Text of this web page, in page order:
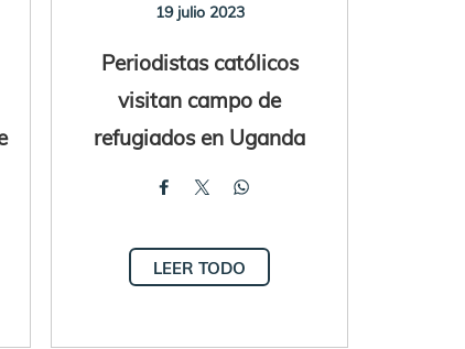
19 julio 2023
Periodistas católicos
visitan campo de
refugiados en Uganda
LEER TODO